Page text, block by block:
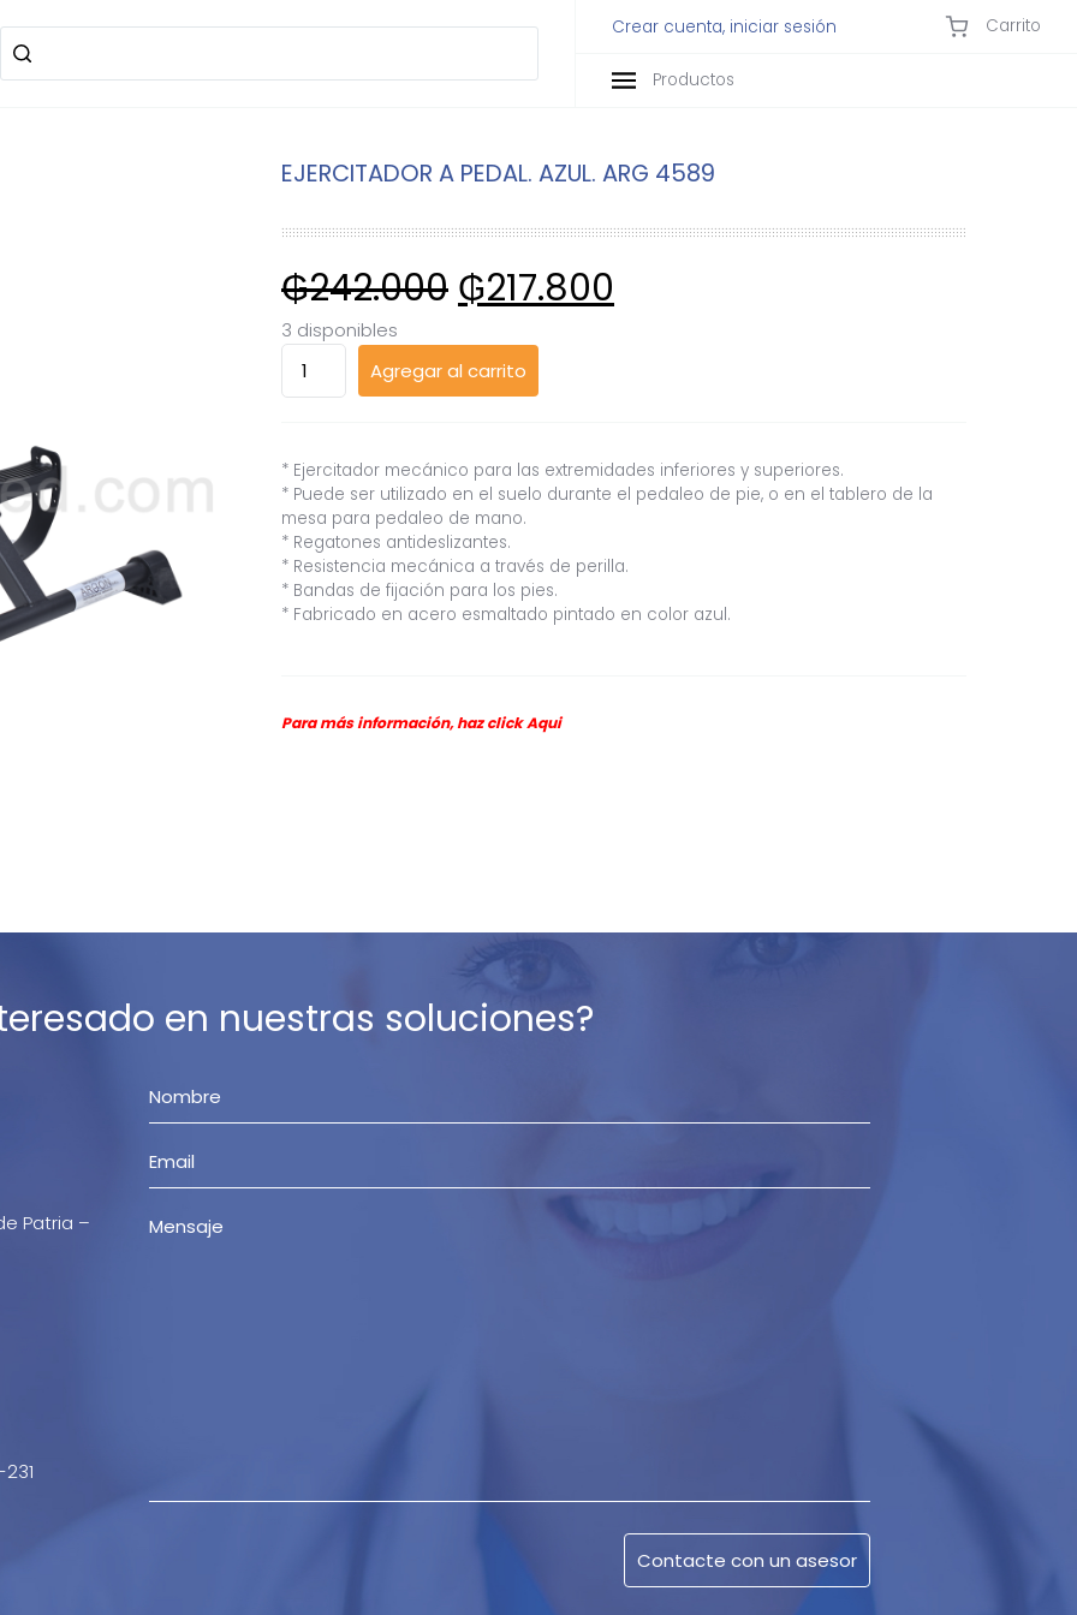
Crear cuenta, iniciar sesión Carrito
Productos
EJERCITADOR A PEDAL. AZUL. ARG 4589
₲242.000 ₲217.800
3 disponibles
EJERCITADOR
ARG
4589
cantidad
Agregar al carrito
* Ejercitador mecánico para las extremidades inferiores y superiores.
* Puede ser utilizado en el suelo durante el pedaleo de pie, o en el tablero de la
mesa para pedaleo de mano.
* Regatones antideslizantes.
* Resistencia mecánica a través de perilla.
* Bandas de fijación para los pies.
* Fabricado en acero esmaltado pintado en color azul.
Para más información, haz clickAqui
en nuestras soluciones?
Patria –